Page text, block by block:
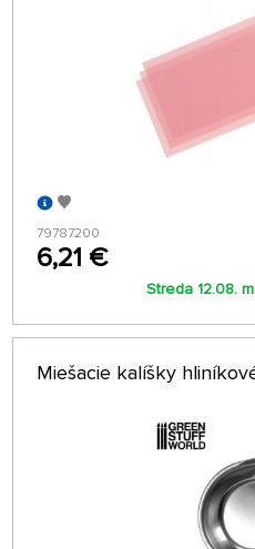
79787200
6,21 €
Streda 12.08.
Miešacie kalíšky